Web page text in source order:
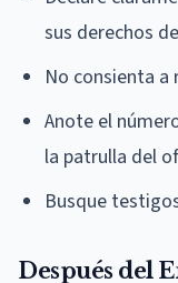
sus derechos
No consienta
Anote el
la patrulla del
Busque
Después del